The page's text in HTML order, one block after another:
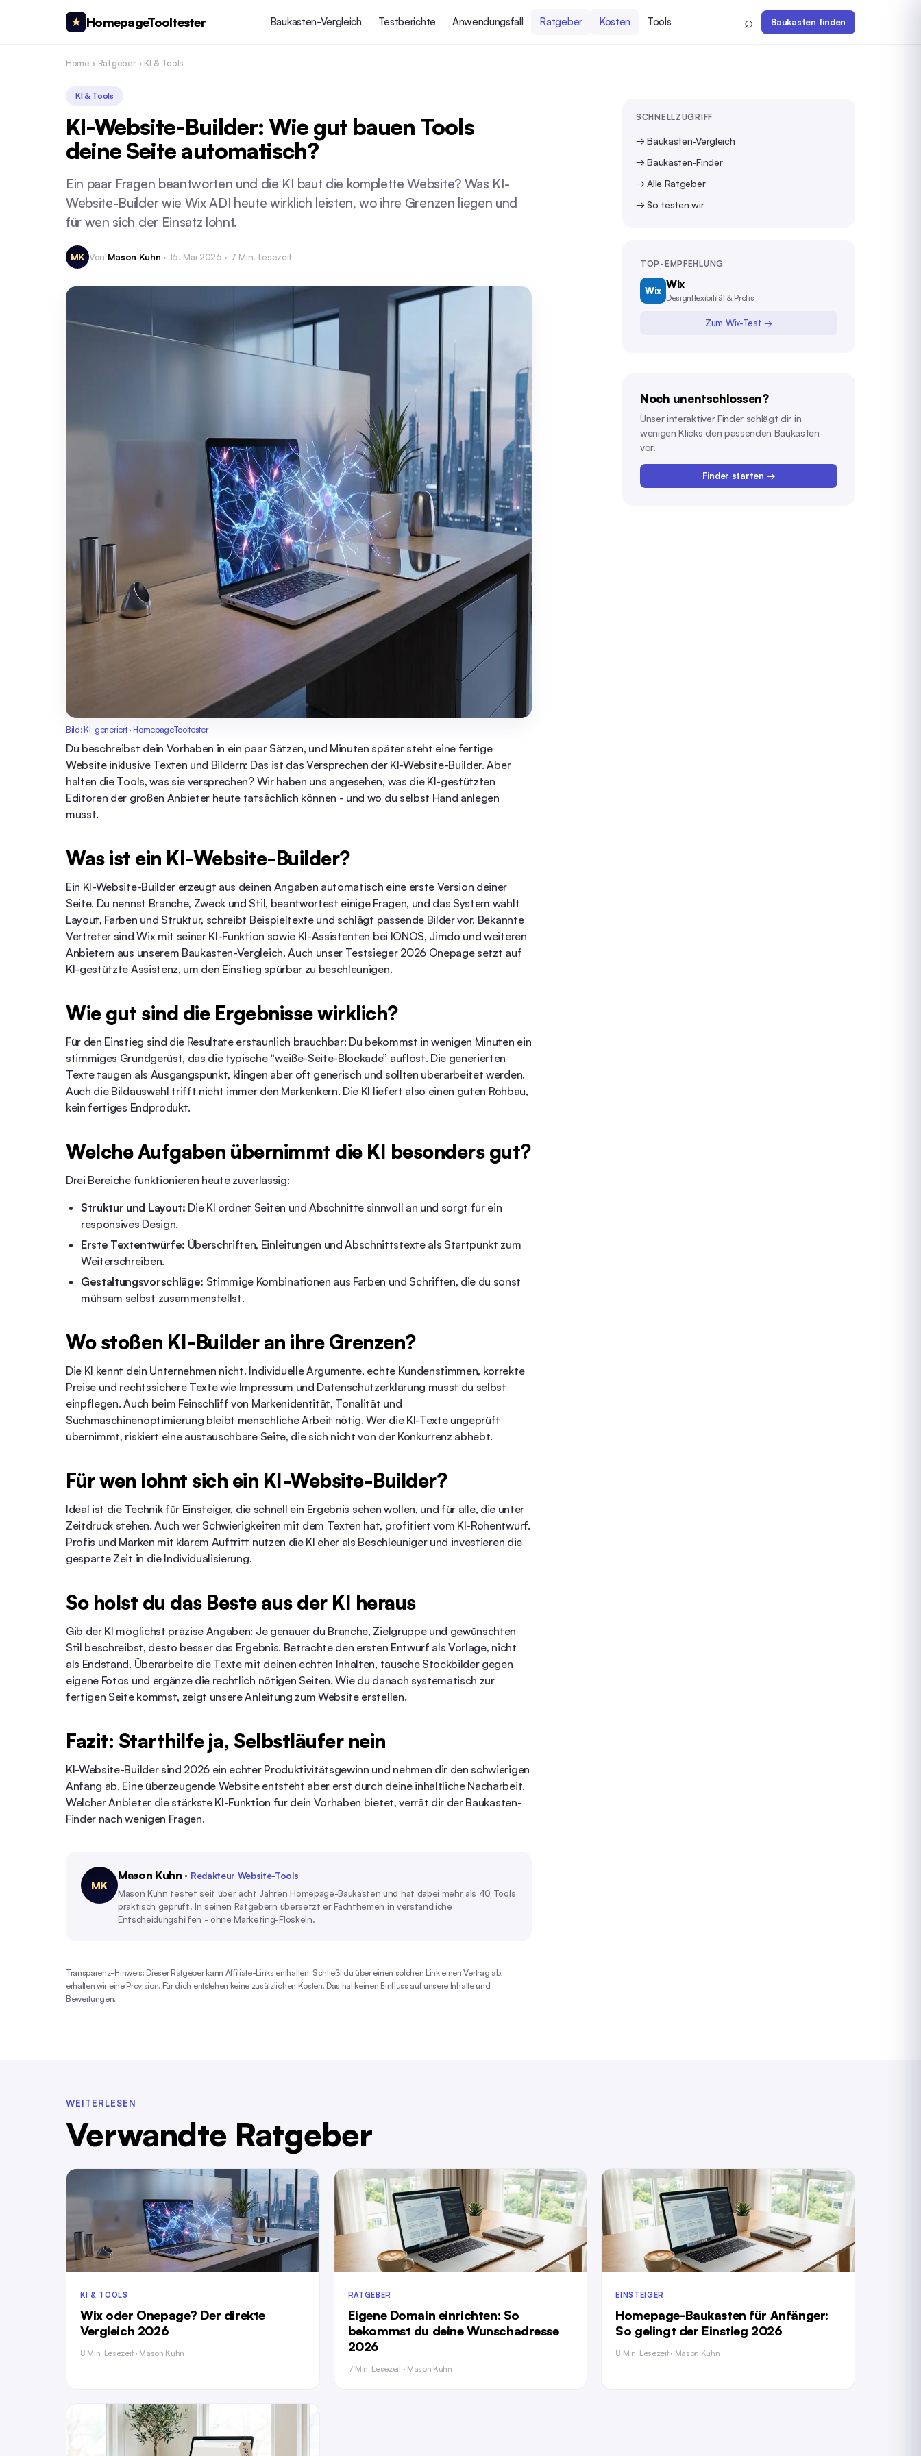
★ HomepageTooltester Baukasten-Vergleich Testberichte Anwendungsfall Ratgeber Kosten Tools ⌕ Baukasten finden
Home › Ratgeber› KI & Tools
KI & Tools
KI-Website-Builder: Wie gut bauen Tools
deine Seite automatisch?
Ein paar Fragen beantworten und die KI baut die komplette Website? Was KI-
Website-Builder wie Wix ADI heute wirklich leisten, wo ihre Grenzen liegen und
für wen sich der Einsatz lohnt.
MK Von Mason Kuhn · 16. Mai 2026 · 7 Min. Lesezeit
Bild: KI-generiert · HomepageTooltester
Du beschreibst dein Vorhaben in ein paar Sätzen, und Minuten später steht eine fertige
Website inklusive Texten und Bildern: Das ist das Versprechen der KI-Website-Builder. Aber
halten die Tools, was sie versprechen? Wir haben uns angesehen, was die KI-gestützten
Editoren der großen Anbieter heute tatsächlich können - und wo du selbst Hand anlegen
musst.
Was ist ein KI-Website-Builder?
Ein KI-Website-Builder erzeugt aus deinen Angaben automatisch eine erste Version deiner
Seite. Du nennst Branche, Zweck und Stil, beantwortest einige Fragen, und das System wählt
Layout, Farben und Struktur, schreibt Beispieltexte und schlägt passende Bilder vor. Bekannte
Vertreter sindWixmit seiner KI-Funktion sowie KI-Assistenten bei IONOS, Jimdo und weiteren
Anbietern aus unserem Baukasten-Vergleich. Auch unser Testsieger 2026 Onepagesetzt auf
KI-gestützte Assistenz, um den Einstieg spürbar zu beschleunigen.
Wie gut sind die Ergebnisse wirklich?
Für den Einstieg sind die Resultate erstaunlich brauchbar: Du bekommst in wenigen Minuten ein
stimmiges Grundgerüst, das die typische “weiße-Seite-Blockade” auflöst. Die generierten
Texte taugen als Ausgangspunkt, klingen aber oft generisch und sollten überarbeitet werden.
Auch die Bildauswahl trifft nicht immer den Markenkern. Die KI liefert also einen guten Rohbau,
kein fertiges Endprodukt.
Welche Aufgaben übernimmt die KI besonders gut?
Drei Bereiche funktionieren heute zuverlässig:
Struktur und Layout: Die KI ordnet Seiten und Abschnitte sinnvoll an und sorgt für ein
responsives Design.
Erste Textentwürfe: Überschriften, Einleitungen und Abschnittstexte als Startpunkt zum
Weiterschreiben.
Gestaltungsvorschläge: Stimmige Kombinationen aus Farben und Schriften, die du sonst
mühsam selbst zusammenstellst.
Wo stoßen KI-Builder an ihre Grenzen?
Die KI kennt dein Unternehmen nicht. Individuelle Argumente, echte Kundenstimmen, korrekte
Preise und rechtssichere Texte wie Impressum und Datenschutzerklärung musst du selbst
einpflegen. Auch beim Feinschliff von Markenidentität, Tonalität und
Suchmaschinenoptimierung bleibt menschliche Arbeit nötig. Wer die KI-Texte ungeprüft
übernimmt, riskiert eine austauschbare Seite, die sich nicht von der Konkurrenz abhebt.
Für wen lohnt sich ein KI-Website-Builder?
Ideal ist die Technik für Einsteiger, die schnell ein Ergebnis sehen wollen, und für alle, die unter
Zeitdruck stehen. Auch wer Schwierigkeiten mit dem Texten hat, profitiert vom KI-Rohentwurf.
Profis und Marken mit klarem Auftritt nutzen die KI eher als Beschleuniger und investieren die
gesparte Zeit in die Individualisierung.
So holst du das Beste aus der KI heraus
Gib der KI möglichst präzise Angaben: Je genauer du Branche, Zielgruppe und gewünschten
Stil beschreibst, desto besser das Ergebnis. Betrachte den ersten Entwurf als Vorlage, nicht
als Endstand. Überarbeite die Texte mit deinen echten Inhalten, tausche Stockbilder gegen
eigene Fotos und ergänze die rechtlich nötigen Seiten. Wie du danach systematisch zur
fertigen Seite kommst, zeigt unsereAnleitung zum Website erstellen.
Fazit: Starthilfe ja, Selbstläufer nein
KI-Website-Builder sind 2026 ein echter Produktivitätsgewinn und nehmen dir den schwierigen
Anfang ab. Eine überzeugende Website entsteht aber erst durch deine inhaltliche Nacharbeit.
Welcher Anbieter die stärkste KI-Funktion für dein Vorhaben bietet, verrät dir der Baukasten-
Finder nach wenigen Fragen.
MK
Mason Kuhn · Redakteur Website-Tools
Mason Kuhn testet seit über acht Jahren Homepage-Baukästen und hat dabei mehr als 40 Tools
praktisch geprüft. In seinen Ratgebern übersetzt er Fachthemen in verständliche
Entscheidungshilfen - ohne Marketing-Floskeln.
Transparenz-Hinweis: Dieser Ratgeber kann Affiliate-Links enthalten. Schließt du über einen solchen Link einen Vertrag ab,
erhalten wir eine Provision. Für dich entstehen keine zusätzlichen Kosten. Das hat keinen Einfluss auf unsere Inhalte und
Bewertungen.
SCHNELLZUGRIFF
→ Baukasten-Vergleich
→ Baukasten-Finder
→ Alle Ratgeber
→ So testen wir
TOP-EMPFEHLUNG
Wix Wix
Designflexibilität & Profis
Zum Wix-Test →
Noch unentschlossen?
Unser interaktiver Finder schlägt dir in
wenigen Klicks den passenden Baukasten
vor.
Finder starten →
WEITERLESEN
Verwandte Ratgeber
KI & TOOLS
Wix oder Onepage? Der direkte
Vergleich 2026
8 Min. Lesezeit · Mason Kuhn
RATGEBER
Eigene Domain einrichten: So
bekommst du deine Wunschadresse
2026
7 Min. Lesezeit · Mason Kuhn
EINSTEIGER
Homepage-Baukasten für Anfänger:
So gelingt der Einstieg 2026
8 Min. Lesezeit · Mason Kuhn